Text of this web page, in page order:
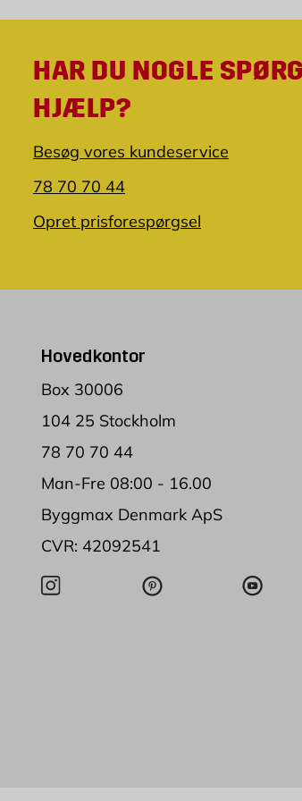
HAR DU NOGLE
HJÆLP?
Besøg vores kundeservice
78 70 70 44
Opret prisforespørgsel
Hovedkontor
Box 30006
104 25 Stockholm
78 70 70 44
Man-Fre 08:00 - 16.00
Byggmax Denmark ApS
CVR: 42092541